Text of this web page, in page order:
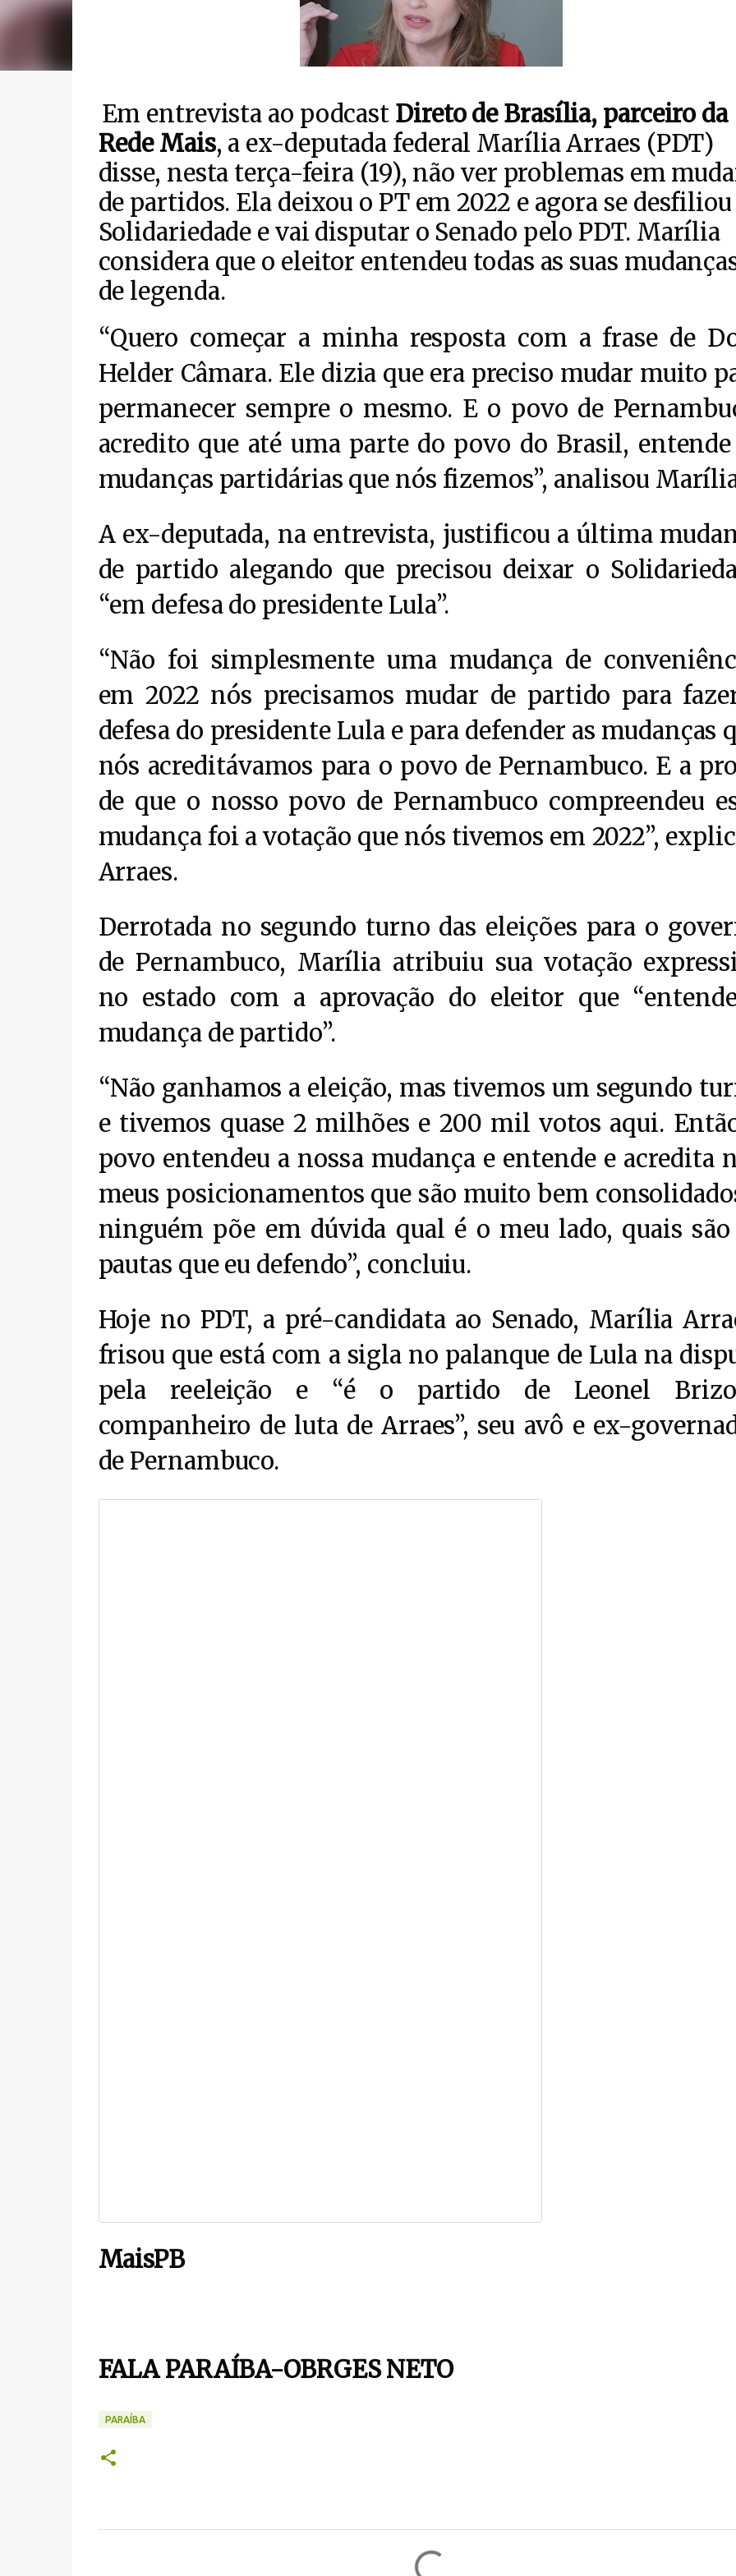
Em entrevista ao podcast Direto de Brasília, parceiro da
Rede Mais, a ex-deputada federal Marília Arraes (PDT)
disse, nesta terça-feira (19), não ver problemas em
de partidos. Ela deixou o PT em 2022 e agora se desfiliou
Solidariedade e vai disputar o Senado pelo PDT. Marília
considera que o eleitor entendeu todas as suas
de legenda.
“Quero começar a minha resposta com a frase de
Helder Câmara. Ele dizia que era preciso mudar muito
permanecer sempre o mesmo. E o povo de
acredito que até uma parte do povo do Brasil, entende
mudanças partidárias que nós fizemos”, analisou
A ex-deputada, na entrevista, justificou a última
de partido alegando que precisou deixar o
“em defesa do presidente Lula”.
“Não foi simplesmente uma mudança de
em 2022 nós precisamos mudar de partido para
defesa do presidente Lula e para defender as mudanças
nós acreditávamos para o povo de Pernambuco. E a
de que o nosso povo de Pernambuco compreendeu
mudança foi a votação que nós tivemos em 2022”,
Arraes.
Derrotada no segundo turno das eleições para o
de Pernambuco, Marília atribuiu sua votação
no estado com a aprovação do eleitor que
mudança de partido”.
“Não ganhamos a eleição, mas tivemos um segundo
e tivemos quase 2 milhões e 200 mil votos aqui.
povo entendeu a nossa mudança e entende e acredita
meus posicionamentos que são muito bem
ninguém põe em dúvida qual é o meu lado, quais são
pautas que eu defendo”, concluiu.
Hoje no PDT, a pré-candidata ao Senado, Marília
frisou que está com a sigla no palanque de Lula na
pela reeleição e “é o partido de Leonel
companheiro de luta de Arraes”, seu avô e ex-
de Pernambuco.
MaisPB
FALA PARAÍBA-OBRGES NETO
PARAÍBA